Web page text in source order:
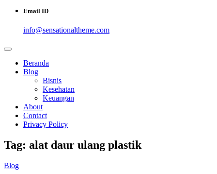
Email ID
info@sensationaltheme.com
Beranda
Blog
Bisnis
Kesehatan
Keuangan
About
Contact
Privacy Policy
Tag: alat daur ulang plastik
Blog